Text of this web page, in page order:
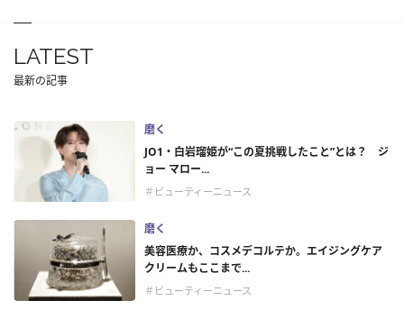
LATEST
最新の記事
磨く
JO1・白岩瑠姫が“この夏挑戦したこと”とは？ ジ
ョー マロー...
＃ビューティーニュース
磨く
美容医療か、コスメデコルテか。エイジングケア
クリームもここまで...
＃ビューティーニュース